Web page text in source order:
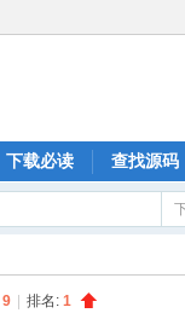
下载必读 查找源码
9 排名: 1